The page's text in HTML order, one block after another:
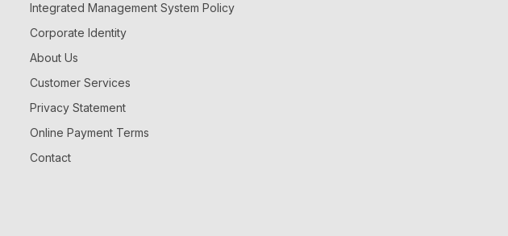
Integrated Management System Policy
Corporate Identity
About Us
Customer Services
Privacy Statement
Online Payment Terms
Contact